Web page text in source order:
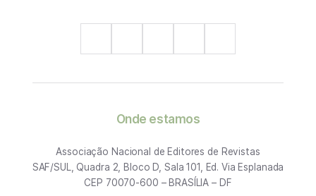
Onde estamos
Associação Nacional de Editores de Revistas
SAF/SUL, Quadra 2, Bloco D, Sala 101, Ed. Via Esplanada
CEP 70070-600 – BRASÍLIA – DF